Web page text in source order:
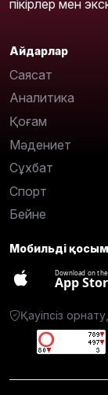
пікірлер мен
Айдарлар
Саясат
Аналитика
Қоғам
Мәдениет
Сұхбат
Спорт
Бейне
Мобильді
Download on the
App
Қауіпсіз